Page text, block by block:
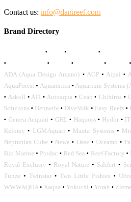
Contact us: info@danireef.com
Brand Directory
• • •
•
• • • •
ADA (Aqua Design Amano) • AGP• Aipai •
AquaForest • Aquaristica • Aquarium Systems
• Askoll • ATI • Autoaqua • Ceab • Chihiros •
Solutions • Dennerle • DiveVolk • Easy Reefs•
• Genesi Acquari • GHL • Haquoss• Hydor •
Keloray • LGMAquari • Manta Systems•
Neptunian Cube • Newa • Oase • Oceamo •
Bio Marine • Prodac • Red Sea • Reef Factory •
Royal Exclusiv • Royal Nature • Salifert •
Tunze • Twinstar • Two Little Fishies •
WWWAQUA• Xaqua • Yokuchi • Yorah •